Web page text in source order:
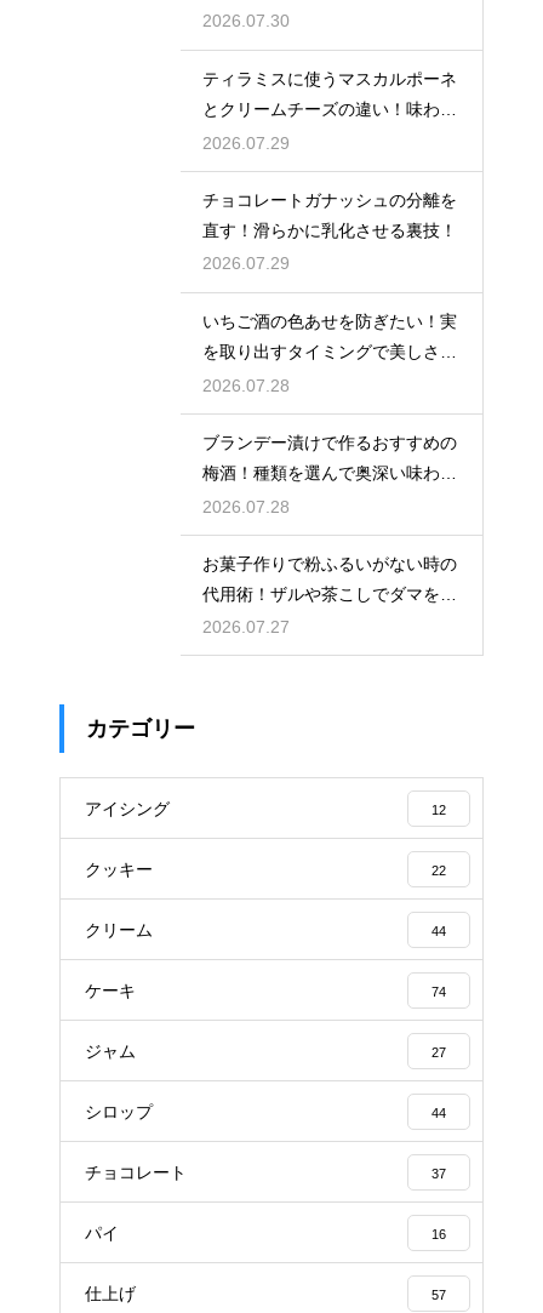
2026.07.30
ティラミスに使うマスカルポーネ
とクリームチーズの違い！味わい
を比較
2026.07.29
チョコレートガナッシュの分離を
直す！滑らかに乳化させる裏技！
2026.07.29
いちご酒の色あせを防ぎたい！実
を取り出すタイミングで美しさを
保つ
2026.07.28
ブランデー漬けで作るおすすめの
梅酒！種類を選んで奥深い味わい
と香りを堪能する
2026.07.28
お菓子作りで粉ふるいがない時の
代用術！ザルや茶こしでダマを防
ぐ
2026.07.27
カテゴリー
アイシング 12
クッキー 22
クリーム 44
ケーキ 74
ジャム 27
シロップ 44
チョコレート 37
パイ 16
仕上げ 57